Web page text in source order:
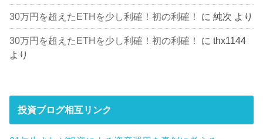
30万円を超えたETHを少し利確！初の利確！ に純次 より
30万円を超えたETHを少し利確！初の利確！ にthx1144
より
投資ブログ相互リンク